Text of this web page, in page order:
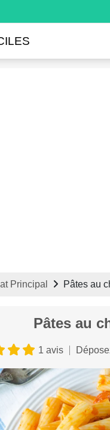
Principal Pâtes au
Pâtes au
1 avis